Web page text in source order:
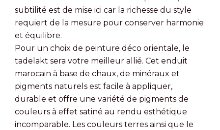
subtilité est de mise ici car la richesse du style
requiert de la mesure pour conserver harmonie
et équilibre.
Pour un choix de peinture déco orientale, le
tadelakt sera votre meilleur allié. Cet enduit
marocain à base de chaux, de minéraux et
pigments naturels est facile à appliquer,
durable et offre une variété de pigments de
couleurs à effet satiné au rendu esthétique
incomparable. Les couleurs terres ainsi que le